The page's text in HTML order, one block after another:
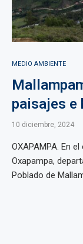
MEDIO AMBIENTE
paisajes
10 diciembre, 2024
OXAPAMPA. En
Oxapampa,
Poblado de